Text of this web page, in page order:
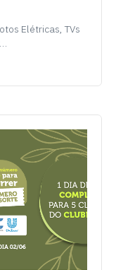
Elétricas, TVs